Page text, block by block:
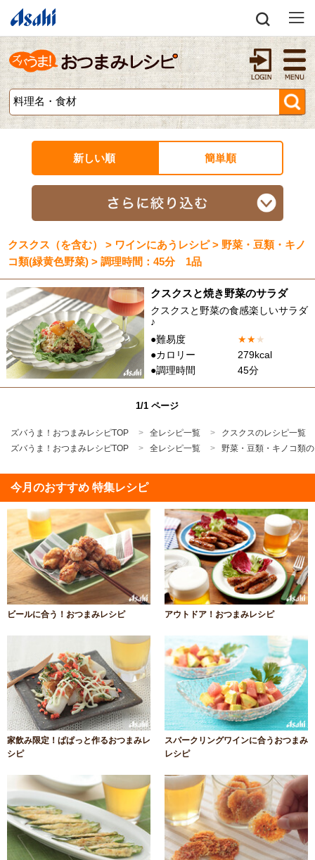
新しい順 簡単順
クスクス（を含む） > ワインにあうレシピ > 野菜・豆類・キノ
コ類(緑黄色野菜) > 調理時間：45分 1品
クスクスと焼き野菜のサラダ
クスクスと野菜の食感楽しいサラダ
♪
●難易度
★★★
●カロリー
279kcal
●調理時間
45分
1/1 ページ
ズバうま！おつまみレシピTOP 全レシピ一覧
クスクスのレシピ一覧
ズバうま！おつまみレシピTOP
全レシピ一覧 野菜・豆類・キノコ類
今月のおすすめ 特集レシピ
ビールに合う！おつまみレシピ アウトドア！おつまみレシピ
家飲み限定！ぱぱっと作るおつまみレ
シピ
スパークリングワインに合うおつまみ
レシピ